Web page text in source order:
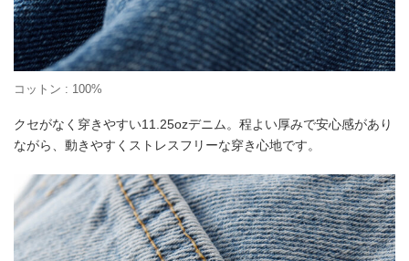
コットン : 100%
クセがなく穿きやすい11.25ozデニム。程よい厚みで安心感があり
ながら、動きやすくストレスフリーな穿き心地です。